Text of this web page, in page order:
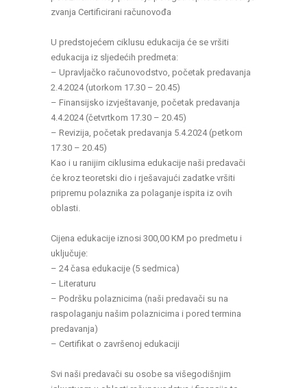
zvanja Certificirani računovođa
U predstojećem ciklusu edukacija će se vršiti
edukacija iz sljedećih predmeta:
– Upravljačko računovodstvo, početak predavanja
2.4.2024 (utorkom 17.30 – 20.45)
– Finansijsko izvještavanje, početak predavanja
4.4.2024 (četvrtkom 17.30 – 20.45)
– Revizija, početak predavanja 5.4.2024 (petkom
17.30 – 20.45)
Kao i u ranijim ciklusima edukacije naši predavači
će kroz teoretski dio i rješavajući zadatke vršiti
pripremu polaznika za polaganje ispita iz ovih
oblasti.
Cijena edukacije iznosi 300,00 KM po predmetu i
uključuje:
– 24 časa edukacije (5 sedmica)
– Literaturu
– Podršku polaznicima (naši predavači su na
raspolaganju našim polaznicima i pored termina
predavanja)
– Certifikat o završenoj edukaciji
Svi naši predavači su osobe sa višegodišnjim